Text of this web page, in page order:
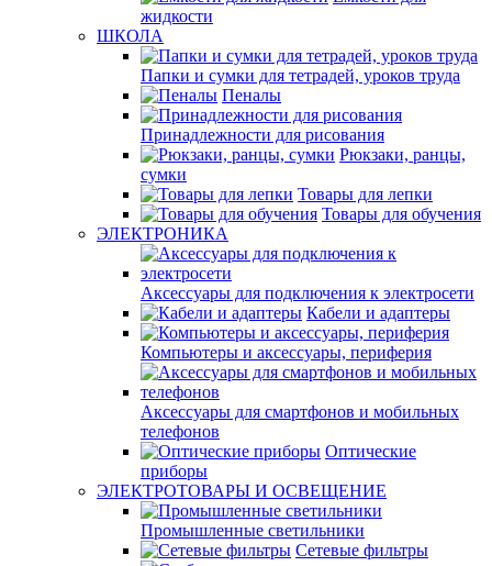
жидкости
ШКОЛА
Папки и сумки для тетрадей, уроков труда
Пеналы
Принадлежности для рисования
Рюкзаки, ранцы,
сумки
Товары для лепки
Товары для обучения
ЭЛЕКТРОНИКА
Аксессуары для подключения к электросети
Кабели и адаптеры
Компьютеры и аксессуары, периферия
Аксессуары для смартфонов и мобильных
телефонов
Оптические
приборы
ЭЛЕКТРОТОВАРЫ И ОСВЕЩЕНИЕ
Промышленные светильники
Сетевые фильтры